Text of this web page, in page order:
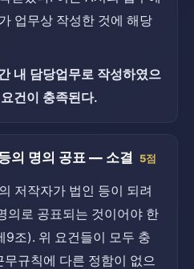
업무상 작성한 것에 해당
내 담당업무로 작성하였으
건이 충족된다.
의 명의 공표 — 소결 5점
저작자가 법인 등이 되려
의로 공표되는 것이어야 한
9조). 위 요건들이 모두 충
무규칙에 다른 정함이 없으